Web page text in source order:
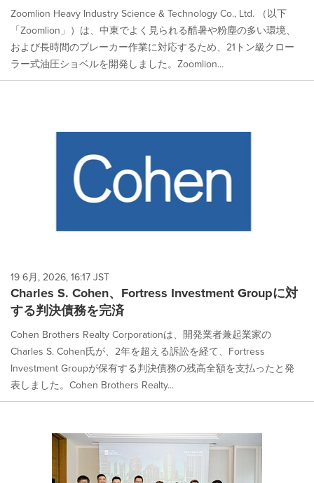
Zoomlion Heavy Industry Science & Technology Co., Ltd. （以下
「Zoomlion」）は、中東でよく見られる酷暑や粉塵の多い環境、
および長時間のブレーカー作業に対応するため、21トン級クロー
ラー式油圧ショベルを開発しました。Zoomlion...
19 6月, 2026, 16:17 JST
Charles S. Cohen、Fortress Investment Groupに対
する判決債務を完済
Cohen Brothers Realty Corporationは、開発業者兼起業家の
Charles S. Cohen氏が、2年を超える訴訟を経て、Fortress
Investment Groupが保有する判決債務の残高全額を支払ったと発
表しました。Cohen Brothers Realty...